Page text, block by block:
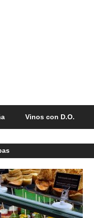
Vinos con D.O.